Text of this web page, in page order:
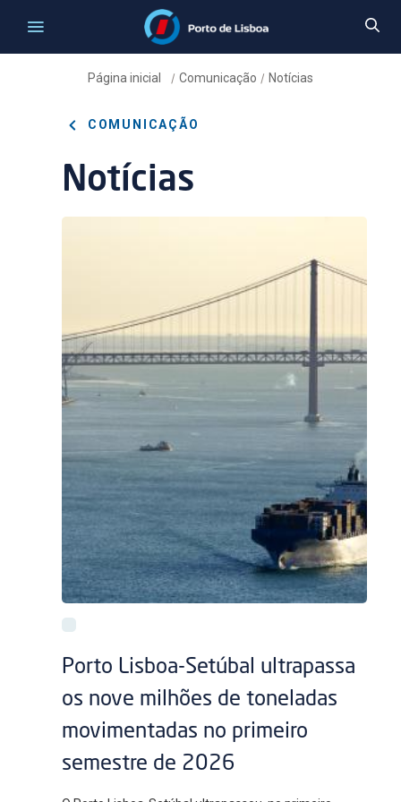
Página inicial / Comunicação / Notícias
COMUNICAÇÃO
Notícias
Porto Lisboa-Setúbal ultrapassa
os nove milhões de toneladas
movimentadas no primeiro
semestre de 2026